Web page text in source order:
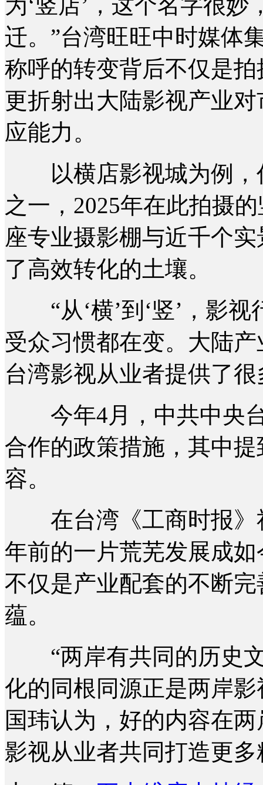
迁。”台湾旺旺中时媒体
称呼的转变背后不仅是
更折射出大陆影视产业
应能力。
以横店影视城为例，
之一，2025年在此拍摄
座专业摄影棚与近千个
了高效转化的土壤。
“从‘横’到‘竖’，影视
受众习惯都在变。大陆
台湾影视从业者提供了
今年4月，中共中央台
合作的政策措施，其中
容。
在台湾《工商时报》
年前的一片荒芜发展成
不仅是产业配套的不断
蕴。
“两岸有共同的历史文
化的同根同源正是两岸
国玮认为，好的内容在
影视从业者共同打造更